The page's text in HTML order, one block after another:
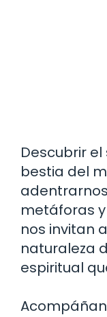
Descubrir
bestia del
metáforas
nos invitan
naturaleza
espiritual